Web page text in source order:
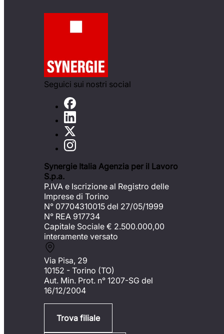
Seguici sui nostri social
Synergie Italia Agenzia per il Lavoro
S.p.a.
P.IVA e Iscrizione al Registro delle
Imprese di Torino
N° 07704310015 del 27/05/1999
N° REA 917734
Capitale Sociale € 2.500.000,00
interamente versato
Via Pisa, 29
10152 - Torino (TO)
Aut. Min. Prot. n° 1207-SG del
16/12/2004
Trova filiale